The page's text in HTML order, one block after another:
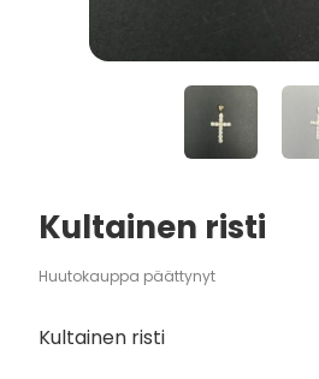
Kultainen risti
Huutokauppa päättynyt
Kultainen risti